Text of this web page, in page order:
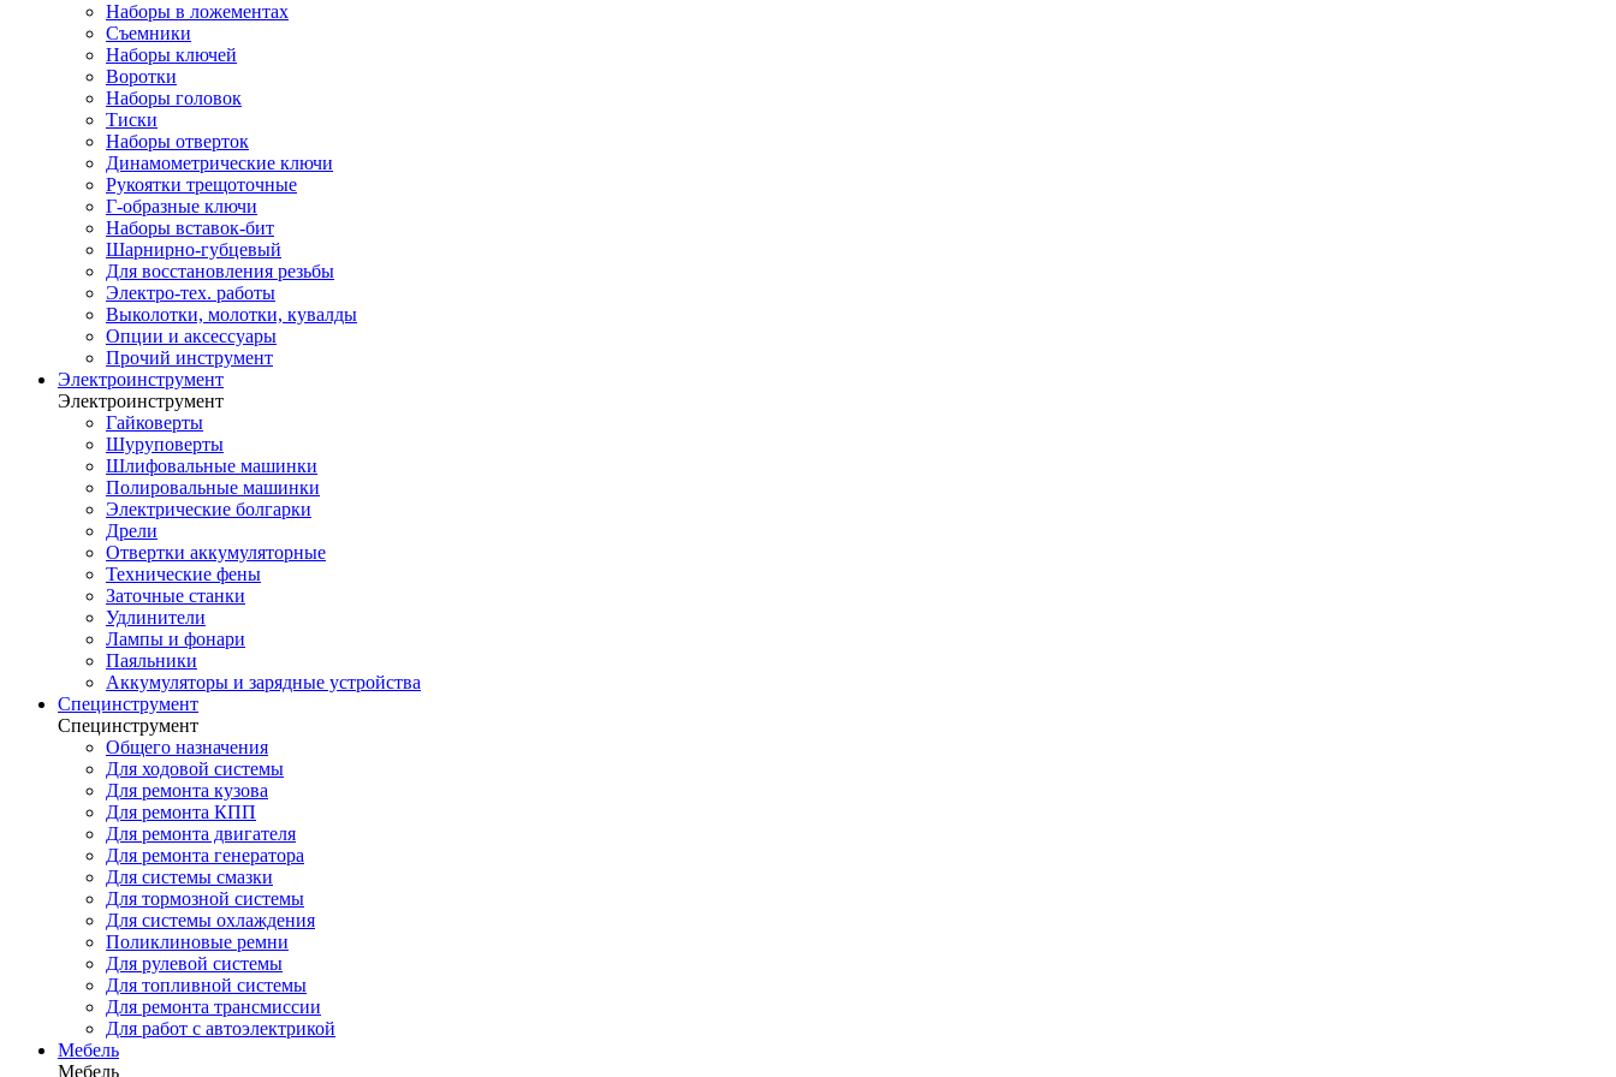
Наборы в ложементах
Съемники
Наборы ключей
Воротки
Наборы головок
Тиски
Наборы отверток
Динамометрические ключи
Рукоятки трещоточные
Г-образные ключи
Наборы вставок-бит
Шарнирно-губцевый
Для восстановления резьбы
Электро-тех. работы
Выколотки, молотки, кувалды
Опции и аксессуары
Прочий инструмент
Электроинструмент
Электроинструмент
Гайковерты
Шуруповерты
Шлифовальные машинки
Полировальные машинки
Электрические болгарки
Дрели
Отвертки аккумуляторные
Технические фены
Заточные станки
Удлинители
Лампы и фонари
Паяльники
Аккумуляторы и зарядные устройства
Специнструмент
Специнструмент
Общего назначения
Для ходовой системы
Для ремонта кузова
Для ремонта КПП
Для ремонта двигателя
Для ремонта генератора
Для системы смазки
Для тормозной системы
Для системы охлаждения
Поликлиновые ремни
Для рулевой системы
Для топливной системы
Для ремонта трансмиссии
Для работ с автоэлектрикой
Мебель
Мебель